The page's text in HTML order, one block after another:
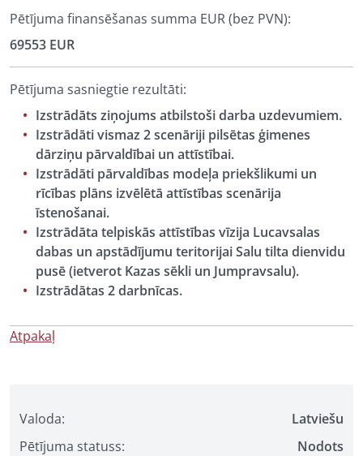
Valoda:
Latviešu
Pētījuma statuss:
Nodots
Pētījuma finansēšanas summa EUR (bez PVN):
69553 EUR
Pētījuma sasniegtie rezultāti:
Izstrādāts ziņojums atbilstoši darba uzdevumiem.
Izstrādāti vismaz 2 scenāriji pilsētas ģimenes
dārziņu pārvaldībai un attīstībai.
Izstrādāti pārvaldības modeļa priekšlikumi un
rīcības plāns izvēlētā attīstības scenārija
īstenošanai.
Izstrādāta telpiskās attīstības vīzija Lucavsalas
dabas un apstādījumu teritorijai Salu tilta dienvidu
pusē (ietverot Kazas sēkli un Jumpravsalu).
Izstrādātas 2 darbnīcas.
Atpakaļ